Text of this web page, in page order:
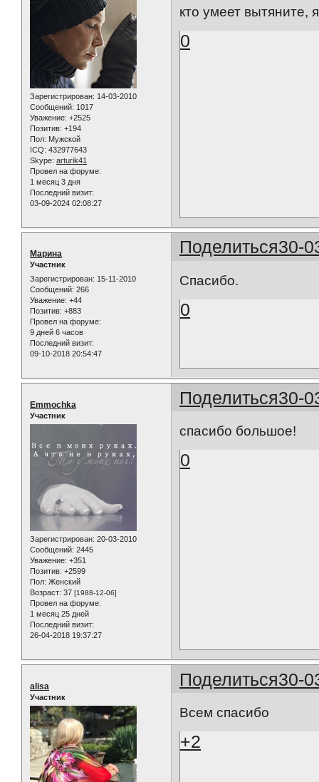
Зарегистрирован: 14-03-2010
Сообщений: 1017
Уважение: +2525
Позитив: +194
Пол: Мужской
ICQ: 432977643
Skype: arturik41
Провел на форуме:
1 месяц 3 дня
Последний визит:
03-09-2024 02:08:27
кто умеет
0
Поделиться30-
Марина
Участник
Зарегистрирован: 15-11-2010
Сообщений: 266
Уважение: +44
Позитив: +883
Провел на форуме:
9 дней 6 часов
Последний визит:
09-10-2018 20:54:47
Спасибо.
0
Поделиться30-
Emmochka
Участник
Зарегистрирован: 20-03-2010
Сообщений: 2445
Уважение: +351
Позитив: +2599
Пол: Женский
Возраст: 37 [1988-12-06]
Провел на форуме:
1 месяц 25 дней
Последний визит:
26-04-2018 19:37:27
спасибо большое!
0
Поделиться30-
alisa
Участник
Всем спасибо
+2